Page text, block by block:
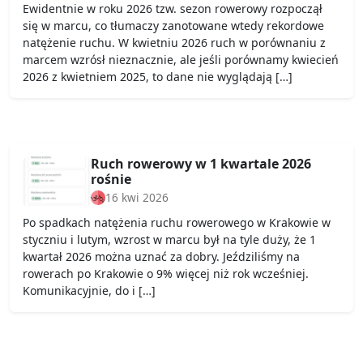
Ewidentnie w roku 2026 tzw. sezon rowerowy rozpoczął
się w marcu, co tłumaczy zanotowane wtedy rekordowe
natężenie ruchu. W kwietniu 2026 ruch w porównaniu z
marcem wzrósł nieznacznie, ale jeśli porównamy kwiecień
2026 z kwietniem 2025, to dane nie wyglądają […]
Ruch rowerowy w 1 kwartale 2026
rośnie
16 kwi 2026
Po spadkach natężenia ruchu rowerowego w Krakowie w
styczniu i lutym, wzrost w marcu był na tyle duży, że 1
kwartał 2026 można uznać za dobry. Jeździliśmy na
rowerach po Krakowie o 9% więcej niż rok wcześniej.
Komunikacyjnie, do i […]